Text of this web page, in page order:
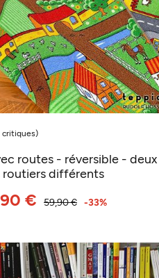
critiques)
routes - réversible -
routiers différents
59,90 €
€ -33%